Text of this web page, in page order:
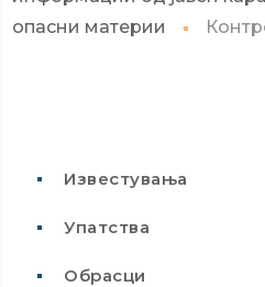
опасни материи
Известувања
Упатства
Обрасци